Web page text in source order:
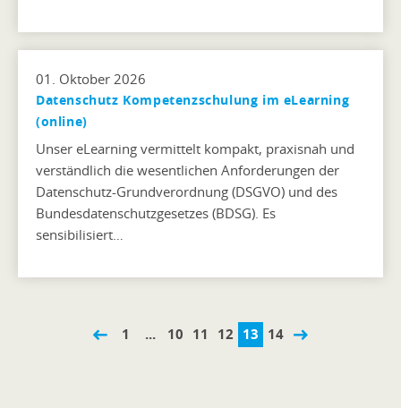
01. Oktober 2026
Datenschutz Kompetenzschulung im eLearning
(online)
Unser eLearning vermittelt kompakt, praxisnah und
verständlich die wesentlichen Anforderungen der
Datenschutz-Grundverordnung (DSGVO) und des
Bundesdatenschutzgesetzes (BDSG). Es
sensibilisiert…
1 ... 10 11 12 13 14